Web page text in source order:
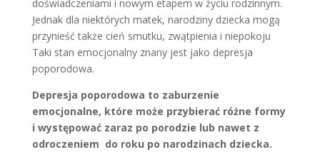
doświadczeniami i nowym etapem w życiu rodzinnym.
Jednak dla niektórych matek, narodziny dziecka mogą
przynieść także cień smutku, zwątpienia i niepokoju
Taki stan emocjonalny znany jest jako depresja
poporodowa.
Depresja poporodowa to zaburzenie
emocjonalne, które może przybierać różne formy
i występować zaraz po porodzie lub nawet z
odroczeniem do roku po narodzinach dziecka.